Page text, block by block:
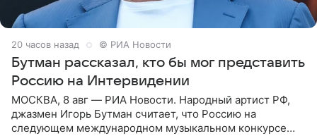
20 часов назад © РИА Новости
Бутман рассказал, кто бы мог представить
Россию на Интервидении
МОСКВА, 8 авг — РИА Новости. Народный артист РФ,
джазмен Игорь Бутман считает, что Россию на
следующем международном музыкальном конкурсе